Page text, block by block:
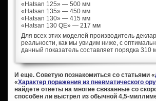
«Hatsan 125» — 500 мм
«Hatsan 135» — 450 мм
«Hatsan 130» — 415 мм
«Hatsan 130 QE» — 217 мм
Для всех этих моделей производитель
реальности, как мы увидим ниже, с
данный показатель составляет порядка
И еще. Советую познакомиться со статьями «
«Характер поражения из пневматического
найдете ответы на многие связанные со
способен ли выстрел из обычной 4,5-